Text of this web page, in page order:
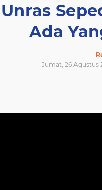
Ada
Jumat, 26 Agustus